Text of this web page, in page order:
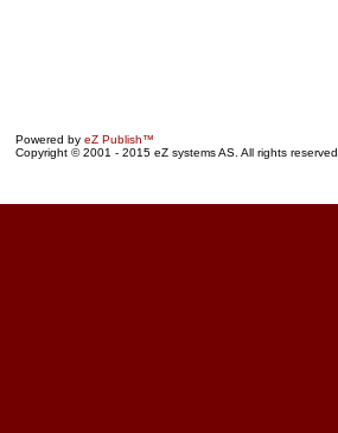
Powered by eZ Publish™
Copyright © 2001 - 2015 eZ systems AS. All rights reserved.